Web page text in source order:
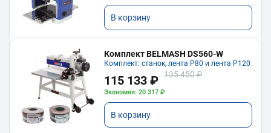
В корзину
Комплект BELMASH DS560-W
Комплект: станок, лента P80 и лента P120
115 133 ₽ 135 450 ₽
Экономия: 20 317 ₽
В корзину